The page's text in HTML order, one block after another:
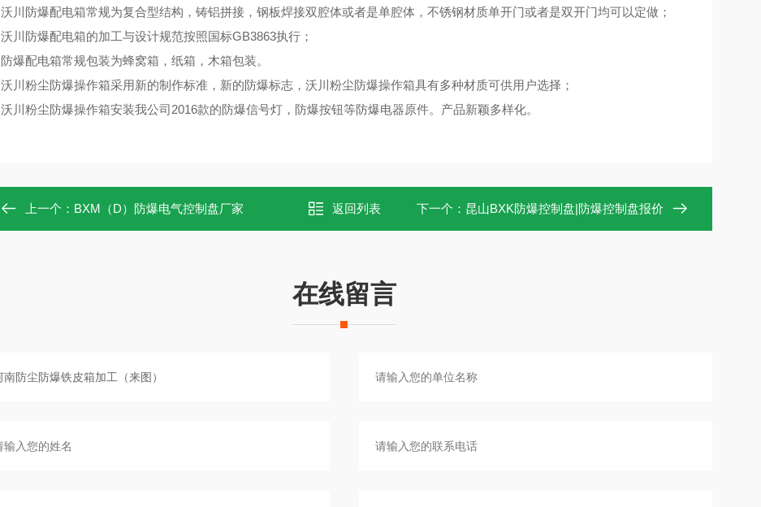
沃川防爆配电箱常规为复合型结构，铸铝拼接，钢板焊接双腔体或者是单腔体，不锈钢材质单开门或者是双开门均可以定做；
沃川防爆配电箱的加工与设计规范按照国标GB3863执行；
防爆配电箱常规包装为蜂窝箱，纸箱，木箱包装。
沃川粉尘防爆操作箱采用新的制作标准，新的防爆标志，沃川粉尘防爆操作箱具有多种材质可供用户选择；
沃川粉尘防爆操作箱安装我公司2016款的防爆信号灯，防爆按钮等防爆电器原件。产品新颖多样化。
上一个： BXM（D）防爆电气控制盘厂家 返回列表 下一个： 昆山BXK防爆控制盘|防爆控制盘报价
在线留言